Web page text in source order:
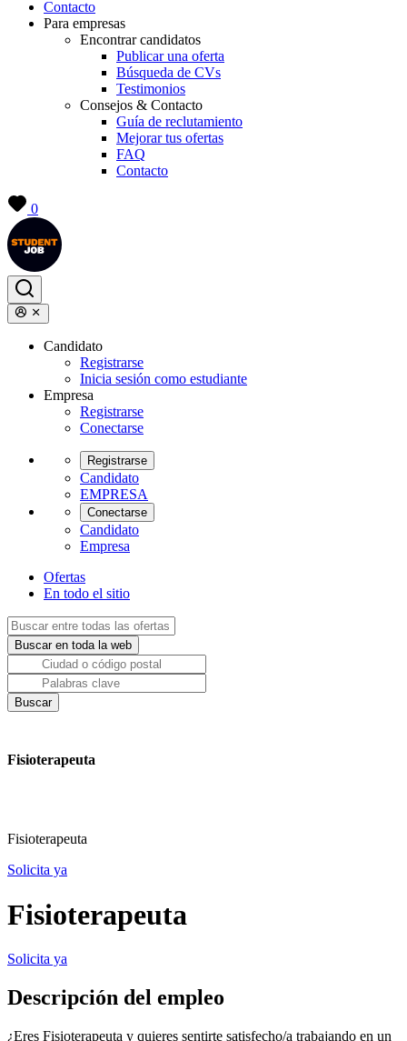
Contacto
Para empresas
Encontrar candidatos
Publicar una oferta
Búsqueda de CVs
Testimonios
Consejos & Contacto
Guía de reclutamiento
Mejorar tus ofertas
FAQ
Contacto
0
Candidato
Registrarse
Inicia sesión como estudiante
Empresa
Registrarse
Conectarse
Registrarse
Candidato
EMPRESA
Conectarse
Candidato
Empresa
Ofertas
En todo el sitio
Fisioterapeuta
Fisioterapeuta
Solicita ya
Fisioterapeuta
Solicita ya
Descripción del empleo
¿Eres Fisioterapeuta y quieres sentirte satisfecho/a trabajando en un